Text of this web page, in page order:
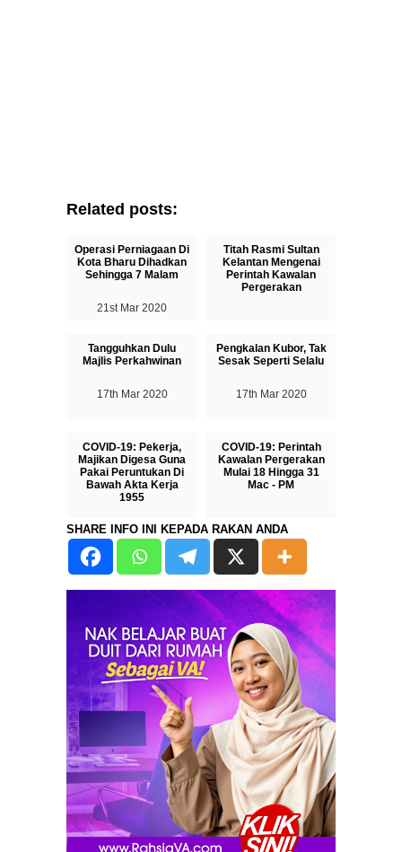
Related posts:
Operasi Perniagaan Di
Kota Bharu Dihadkan
Sehingga 7 Malam
21st Mar 2020
Titah Rasmi Sultan
Kelantan Mengenai
Perintah Kawalan
Pergerakan
Tangguhkan Dulu
Majlis Perkahwinan
17th Mar 2020
Pengkalan Kubor, Tak
Sesak Seperti Selalu
17th Mar 2020
COVID-19: Pekerja,
Majikan Digesa Guna
Pakai Peruntukan Di
Bawah Akta Kerja
1955
17th Mar 2020
COVID-19: Perintah
Kawalan Pergerakan
Mulai 18 Hingga 31
Mac - PM
SHARE INFO INI KEPADA RAKAN ANDA